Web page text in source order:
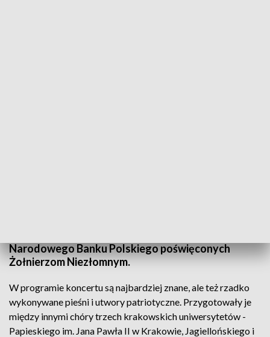
Narodowego Banku Polskiego poświęconych
Żołnierzom Niezłomnym.
W programie koncertu są najbardziej znane, ale też rzadko
wykonywane pieśni i utwory patriotyczne. Przygotowały je
między innymi chóry trzech krakowskich uniwersytetów -
Papieskiego im. Jana Pawła II w Krakowie, Jagiellońskiego i